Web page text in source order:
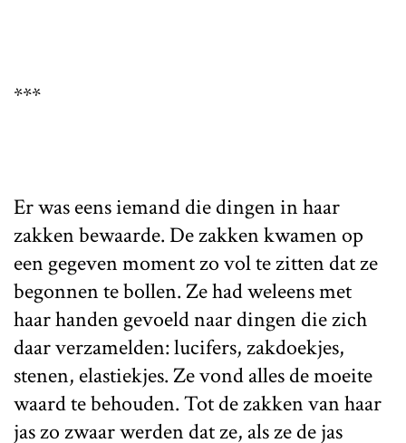
***
Er was eens iemand die dingen in haar
zakken bewaarde. De zakken kwamen op
een gegeven moment zo vol te zitten dat ze
begonnen te bollen. Ze had weleens met
haar handen gevoeld naar dingen die zich
daar verzamelden: lucifers, zakdoekjes,
stenen, elastiekjes. Ze vond alles de moeite
waard te behouden. Tot de zakken van haar
jas zo zwaar werden dat ze, als ze de jas